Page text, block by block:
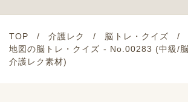
TOP 介護レク
脳トレ・クイズ
地図の脳トレ・クイズ - No.00283 (中級/
介護レク素材)